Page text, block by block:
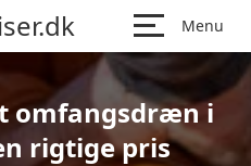
Menu
omfangsdræn i
rigtige pris